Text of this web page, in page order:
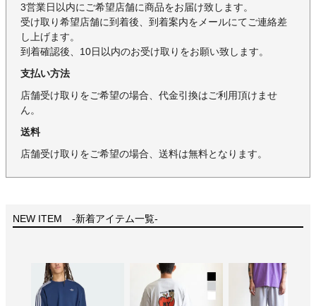
3営業日以内にご希望店舗に商品をお届け致します。
受け取り希望店舗に到着後、到着案内をメールにてご連絡差
し上げます。
到着確認後、10日以内のお受け取りをお願い致します。
支払い方法
店舗受け取りをご希望の場合、代金引換はご利用頂けませ
ん。
送料
店舗受け取りをご希望の場合、送料は無料となります。
NEW ITEM -新着アイテム一覧-